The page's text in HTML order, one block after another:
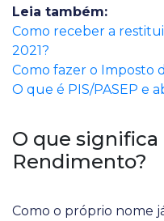
Leia também:
Como receber a
2021?
Como fazer o Imposto
O que é PIS/PASEP e
O que
Rendimento?
Como o próprio nome